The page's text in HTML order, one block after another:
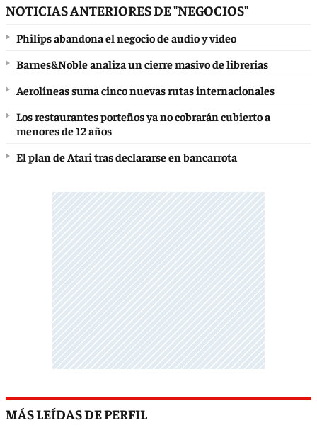
NOTICIAS ANTERIORES DE "NEGOCIOS"
Philips abandona el negocio de audio y video
Barnes&Noble analiza un cierre masivo de librerías
Aerolíneas suma cinco nuevas rutas internacionales
Los restaurantes porteños ya no cobrarán cubierto a
menores de 12 años
El plan de Atari tras declararse en bancarrota
MÁS LEÍDAS DE PERFIL